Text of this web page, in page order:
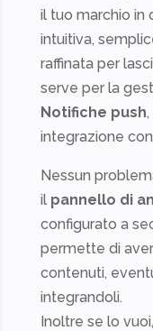
il tuo marchio in
intuitiva,
raffinata per
serve per la
Notifiche push,
integrazione
Nessun
il pannello di
configurato a
permette di
contenuti,
integrandoli.
Inoltre se lo